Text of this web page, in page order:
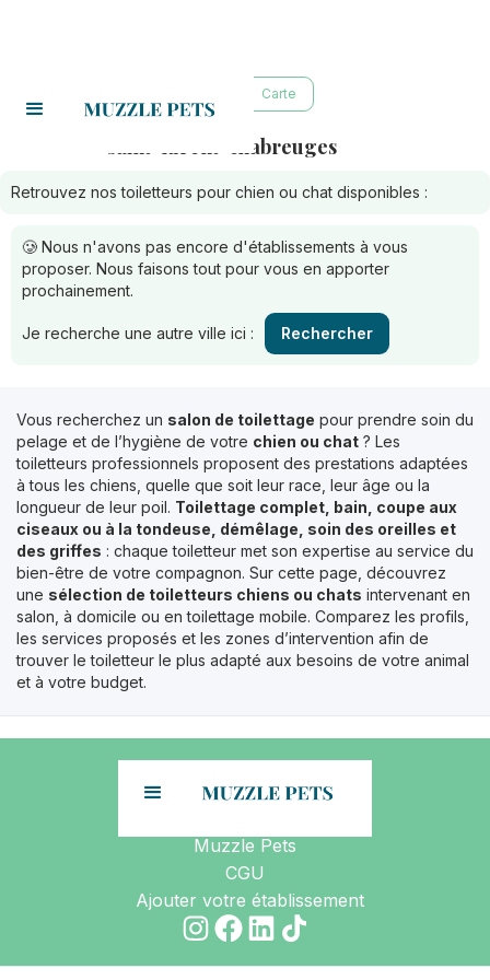
Carte
saint-lurent-chabreuges
Retrouvez nos toiletteurs pour chien ou chat disponibles :
🥲 Nous n'avons pas encore d'établissements à vous
proposer. Nous faisons tout pour vous en apporter
prochainement.
Je recherche une autre ville ici : Rechercher
Vous recherchez un salon de toilettage pour prendre soin du
pelage et de l’hygiène de votre chien ou chat ? Les
toiletteurs professionnels proposent des prestations adaptées
à tous les chiens, quelle que soit leur race, leur âge ou la
longueur de leur poil. Toilettage complet, bain, coupe aux
ciseaux ou à la tondeuse, démêlage, soin des oreilles et
des griffes : chaque toiletteur met son expertise au service du
bien-être de votre compagnon. Sur cette page, découvrez
une sélection de toiletteurs chiens ou chats intervenant en
salon, à domicile ou en toilettage mobile. Comparez les profils,
les services proposés et les zones d’intervention afin de
trouver le toiletteur le plus adapté aux besoins de votre animal
et à votre budget.
Muzzle Pets
CGU
Ajouter votre établissement